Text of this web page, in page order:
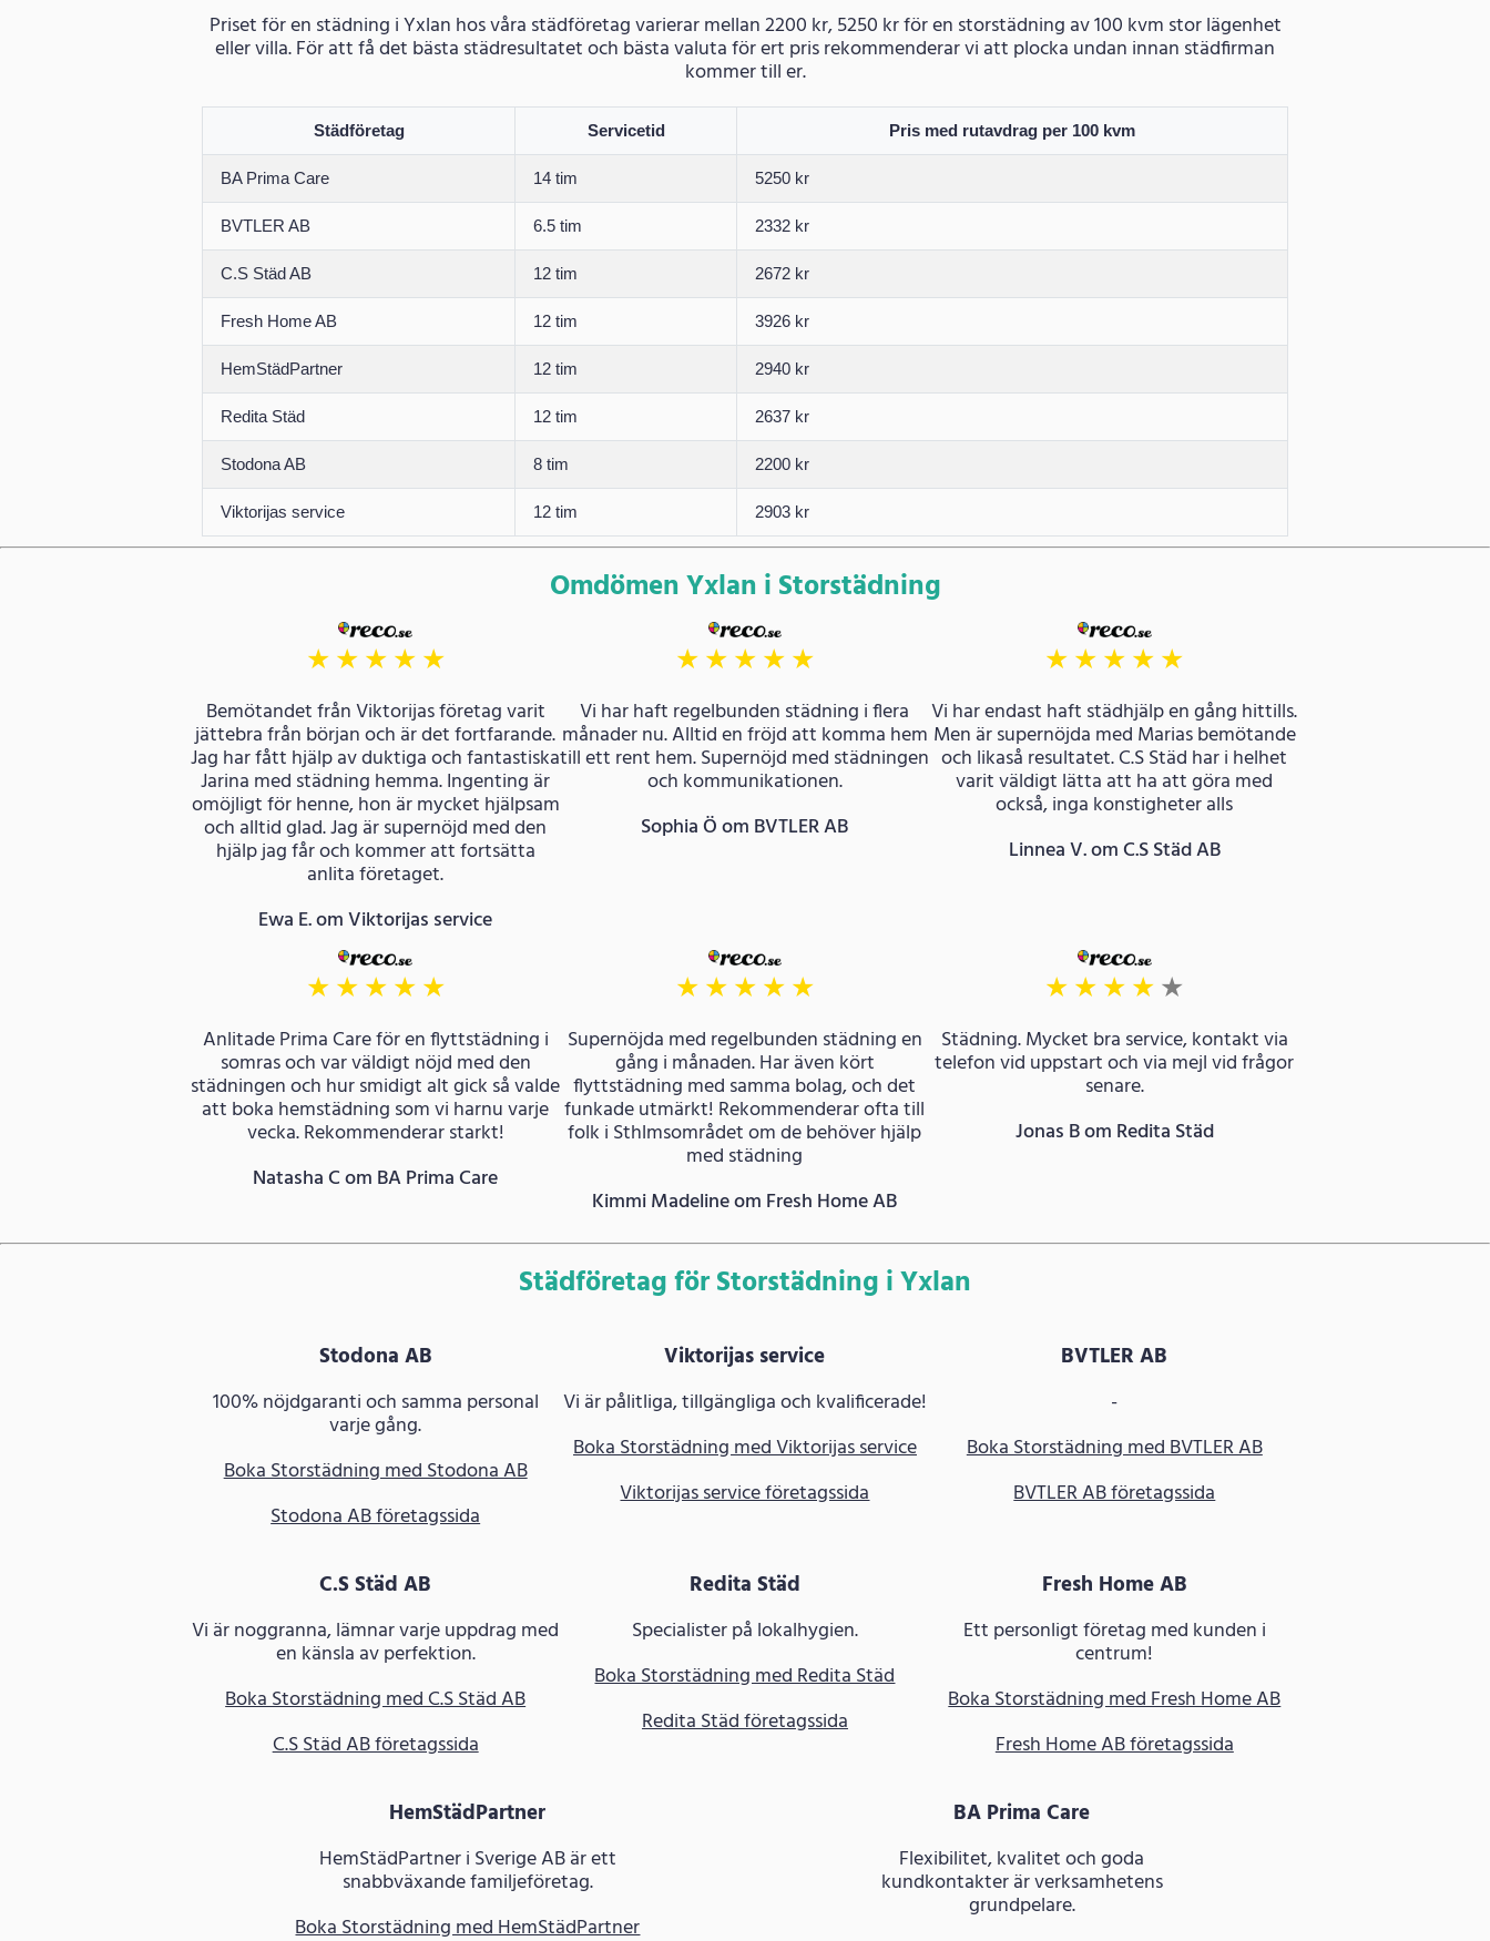
Priset för en städning i Yxlan hos våra städföretag varierar mellan 2200 kr, 5250 kr för en storstädning av 100 kvm stor lägenhet
eller villa. För att få det bästa städresultatet och bästa valuta för ert pris rekommenderar vi att plocka undan innan städfirman
kommer till er.
Städföretag Servicetid Pris med rutavdrag per 100 kvm
BA Prima Care 14 tim 5250 kr
BVTLER AB 6.5 tim 2332 kr
C.S Städ AB 12 tim 2672 kr
Fresh Home AB 12 tim 3926 kr
HemStädPartner 12 tim 2940 kr
Redita Städ 12 tim 2637 kr
Stodona AB 8 tim 2200 kr
Viktorijas service 12 tim 2903 kr
Omdömen Yxlan i Storstädning
★★★★★
Bemötandet från Viktorijas företag varit
jättebra från början och är det fortfarande.
Jag har fått hjälp av duktiga och fantastiska
Jarina med städning hemma. Ingenting är
omöjligt för henne, hon är mycket hjälpsam
och alltid glad. Jag är supernöjd med den
hjälp jag får och kommer att fortsätta
anlita företaget.
Ewa E. om Viktorijas service
★★★★★
Vi har haft regelbunden städning i flera
månader nu. Alltid en fröjd att komma hem
till ett rent hem. Supernöjd med städningen
och kommunikationen.
Sophia Ö om BVTLER AB
★★★★★
Vi har endast haft städhjälp en gång hittills.
Men är supernöjda med Marias bemötande
och likaså resultatet. C.S Städ har i helhet
varit väldigt lätta att ha att göra med
också, inga konstigheter alls
Linnea V. om C.S Städ AB
★★★★★
Anlitade Prima Care för en flyttstädning i
somras och var väldigt nöjd med den
städningen och hur smidigt alt gick så valde
att boka hemstädning som vi harnu varje
vecka. Rekommenderar starkt!
Natasha C om BA Prima Care
★★★★★
Supernöjda med regelbunden städning en
gång i månaden. Har även kört
flyttstädning med samma bolag, och det
funkade utmärkt! Rekommenderar ofta till
folk i Sthlmsområdet om de behöver hjälp
med städning
Kimmi Madeline om Fresh Home AB
★★★★★
Städning. Mycket bra service, kontakt via
telefon vid uppstart och via mejl vid frågor
senare.
Jonas B om Redita Städ
Städföretag för Storstädning i Yxlan
Stodona AB
100% nöjdgaranti och samma personal
varje gång.
Boka Storstädning med Stodona AB
Stodona AB företagssida
Viktorijas service
Vi är pålitliga, tillgängliga och kvalificerade!
Boka Storstädning med Viktorijas service
Viktorijas service företagssida
BVTLER AB
-
Boka Storstädning med BVTLER AB
BVTLER AB företagssida
C.S Städ AB
Vi är noggranna, lämnar varje uppdrag med
en känsla av perfektion.
Boka Storstädning med C.S Städ AB
C.S Städ AB företagssida
Redita Städ
Specialister på lokalhygien.
Boka Storstädning med Redita Städ
Redita Städ företagssida
Fresh Home AB
Ett personligt företag med kunden i
centrum!
Boka Storstädning med Fresh Home AB
Fresh Home AB företagssida
HemStädPartner
HemStädPartner i Sverige AB är ett
snabbväxande familjeföretag.
Boka Storstädning med HemStädPartner
BA Prima Care
Flexibilitet, kvalitet och goda
kundkontakter är verksamhetens
grundpelare.